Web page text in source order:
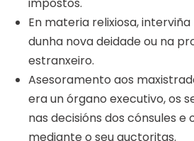
impostos.
En materia relixiosa,
dunha nova deidade ou na
estranxeiro.
Asesoramento aos
era un órgano executivo, os
nas decisións dos cónsules
mediante o seu auctoritas.